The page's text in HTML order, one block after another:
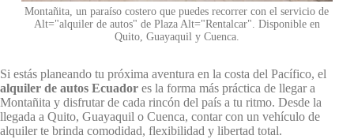
Montañita, un paraíso costero que puedes recorrer con el servicio de
Alt="alquiler de autos" de Plaza Alt="Rentalcar". Disponible en
Quito, Guayaquil y Cuenca.
Si estás planeando tu próxima aventura en la costa del Pacífico, el
alquiler de autos Ecuador es la forma más práctica de llegar a
Montañita y disfrutar de cada rincón del país a tu ritmo. Desde la
llegada a Quito, Guayaquil o Cuenca, contar con un vehículo de
alquiler te brinda comodidad, flexibilidad y libertad total.